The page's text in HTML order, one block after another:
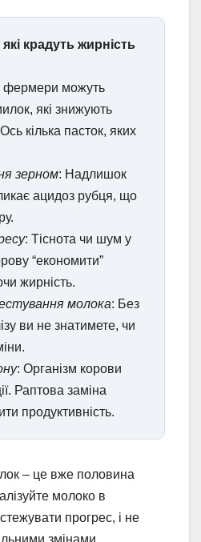
крадуть жирність
фермери можуть
які знижують
кілька пасток, яких
зерном: Надлишок
ацидоз рубця, що
: Тіснота чи шум у
“економити”
жирність.
молока: Без
ви не знатимете, чи
: Організм корови
Раптова заміна
продуктивність.
– це вже половина
молоко в
прогрес, і не
змінами.